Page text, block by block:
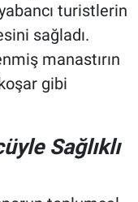
turistlerin
sağladı.
manastırın
gibi
Sağlıklı